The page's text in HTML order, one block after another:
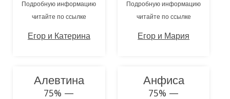
Подробную информацию
читайте по ссылке
Егор и Катерина
Подробную информацию
читайте по ссылке
Егор и Мария
Алевтина
75% —
Анфиса
75% —